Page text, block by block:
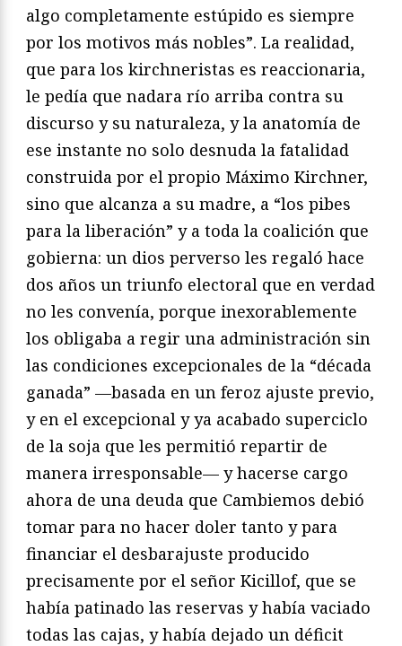
algo completamente estúpido es siempre
por los motivos más nobles”. La realidad,
que para los kirchneristas es reaccionaria,
le pedía que nadara río arriba contra su
discurso y su naturaleza, y la anatomía de
ese instante no solo desnuda la fatalidad
construida por el propio Máximo Kirchner,
sino que alcanza a su madre, a “los pibes
para la liberación” y a toda la coalición que
gobierna: un dios perverso les regaló hace
dos años un triunfo electoral que en verdad
no les convenía, porque inexorablemente
los obligaba a regir una administración sin
las condiciones excepcionales de la “década
ganada” —basada en un feroz ajuste previo,
y en el excepcional y ya acabado superciclo
de la soja que les permitió repartir de
manera irresponsable— y hacerse cargo
ahora de una deuda que Cambiemos debió
tomar para no hacer doler tanto y para
financiar el desbarajuste producido
precisamente por el señor Kicillof, que se
había patinado las reservas y había vaciado
todas las cajas, y había dejado un déficit